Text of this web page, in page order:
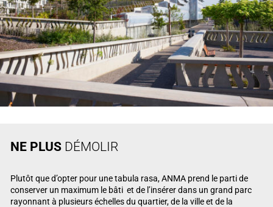
NE PLUS DÉMOLIR
Plutôt que d’opter pour une tabula rasa, ANMA prend le parti de
conserver un maximum le bâti et de l’insérer dans un grand parc
rayonnant à plusieurs échelles du quartier, de la ville et de la